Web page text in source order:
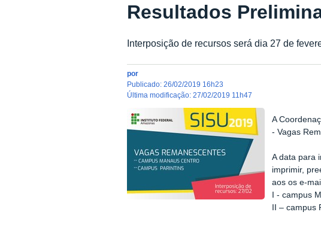
Resultados
Interposição de recursos será dia 27 de
por
publicado: 26/02/2019 16h23
última modificação: 27/02/2019 11h47
A
- Vagas
A data para
imprimir,
aos os e-
I - campus
II –